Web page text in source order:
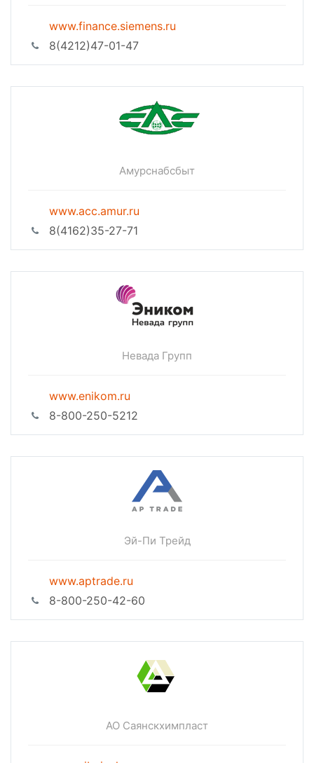
www.finance.siemens.ru
8(4212)47-01-47
Амурснабсбыт
www.acc.amur.ru
8(4162)35-27-71
Невада Групп
www.enikom.ru
8-800-250-5212
Эй-Пи Трейд
www.aptrade.ru
8-800-250-42-60
АО Саянскхимпласт